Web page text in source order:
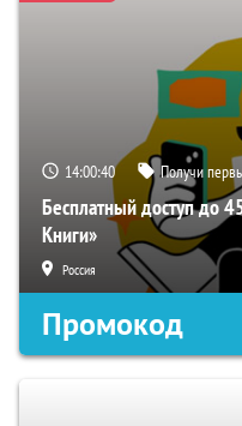
14:00:40 Получи
Бесплатный доступ до
Книги»
Россия
Промокод